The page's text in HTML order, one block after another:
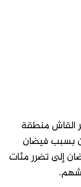
القاش منطقة
بسبب فيضان
إلى تضرر مئات